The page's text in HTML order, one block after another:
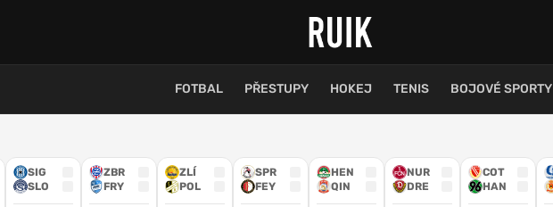
FOTBAL PŘESTUPY HOKEJ TENIS BOJOVÉ SPORTY
SIG
SLO
ZBR
FRY
ZLÍ
POL
SPR
FEY
HEN
QIN
NUR
DRE
COT
HAN